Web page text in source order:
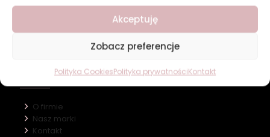
Akceptuję
Zobacz preferencje
Polityka CookiesPolityka prywatnościKontakt
Revers Cosmetics
O firmie
Nasz marki
Kontakt